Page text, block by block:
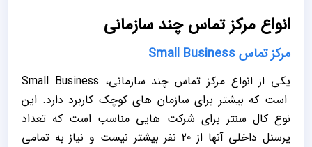
انواع مرکز تماس چند سازمانی
مرکز تماس Small Business
یکی از انواع مرکز تماس چند سازمانی، Small Business
است که بیشتر برای سازمان های کوچک کاربرد دارد. این
نوع کال سنتر برای شرکت هایی مناسب است که تعداد
پرسنل داخلی آنها از 20 نفر بیشتر نیست و نیاز به تمامی